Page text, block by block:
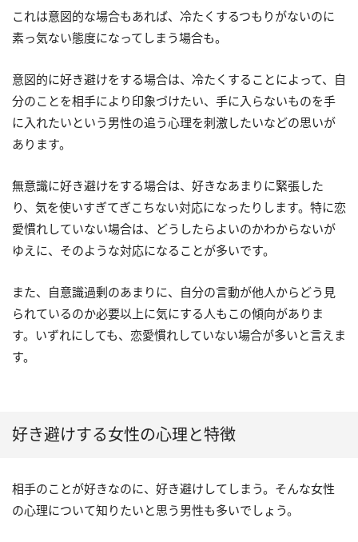
これは意図的な場合もあれば、冷たくするつもりがないのに
素っ気ない態度になってしまう場合も。
意図的に好き避けをする場合は、冷たくすることによって、自
分のことを相手により印象づけたい、手に入らないものを手
に入れたいという男性の追う心理を刺激したいなどの思いが
あります。
無意識に好き避けをする場合は、好きなあまりに緊張した
り、気を使いすぎてぎこちない対応になったりします。特に恋
愛慣れしていない場合は、どうしたらよいのかわからないが
ゆえに、そのような対応になることが多いです。
また、自意識過剰のあまりに、自分の言動が他人からどう見
られているのか必要以上に気にする人もこの傾向がありま
す。いずれにしても、恋愛慣れしていない場合が多いと言えま
す。
好き避けする女性の心理と特徴
相手のことが好きなのに、好き避けしてしまう。そんな女性
の心理について知りたいと思う男性も多いでしょう。